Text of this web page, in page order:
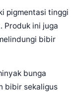
pigmentasi tinggi
Produk ini juga
bibir
bunga
bibir sekaligus